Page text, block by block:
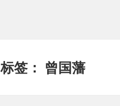
标签： 曾国藩